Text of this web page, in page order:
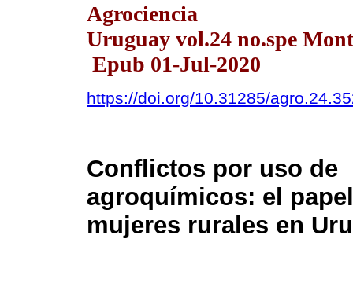
Agrociencia
Uruguay vol.24 no.spe
Epub 01-Jul-2020
https://doi.org/10.31285/
Conflictos por uso de
agroquímicos: el
mujeres rurales en